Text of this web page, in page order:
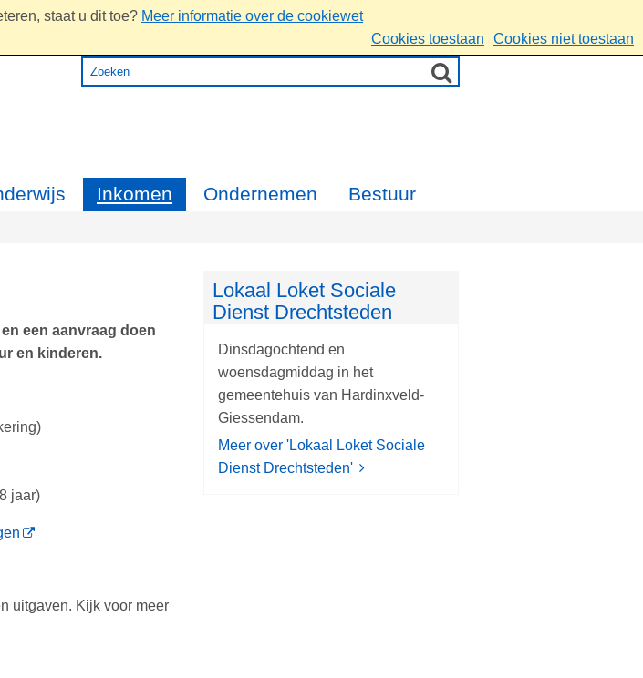
staat u dit toe? Meer informatie over de cookiewet
Cookies toestaan
Cookies niet toestaan
Inkomen Ondernemen Bestuur
een aanvraag doen
en kinderen.
jaar)
uitgaven. Kijk voor meer
Lokaal Loket Sociale
Dienst Drechtsteden
Dinsdagochtend en
woensdagmiddag in het
gemeentehuis van Hardinxveld-
Giessendam.
Meer over 'Lokaal Loket Sociale
Dienst Drechtsteden'